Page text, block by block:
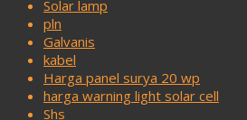
Solar lamp
pln
Galvanis
kabel
Harga panel surya 20 wp
harga warning light solar cell
Shs